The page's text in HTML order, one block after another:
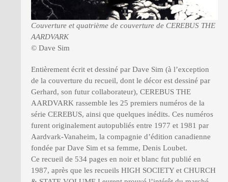
Couverture et quatrième de couverture de CEREBUS THE
AARDVARK
© Dave Sim
Entièrement écrit et dessiné par Dave Sim (à l’exception
de la couverture du recueil, dont le décor est dessiné par
Gerhard, son futur collaborateur), CEREBUS THE
AARDVARK rassemble les 25 premiers numéros de la
série CEREBUS, ainsi que quelques inédits. Ces numéros
furent originalement autopubliés entre 1977 et 1981 par
Aardvark-Vanaheim, la compagnie d’édition canadienne
fondée par Dave Sim et sa femme, Denis Loubet.
Ce recueil de 534 pages en noir et blanc fut publié en
1987, après que les recueils HIGH SOCIETY et CHURCH